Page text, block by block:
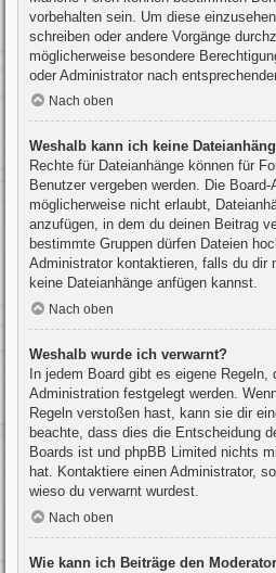
vorbehalten sein. Um diese
schreiben oder andere Vorgänge
möglicherweise besondere
oder Administrator nach
Nach oben
Weshalb kann ich keine
Rechte für Dateianhänge können für
Benutzer vergeben werden. Die
möglicherweise nicht erlaubt,
anzufügen, in dem du deinen Beitrag
bestimmte Gruppen dürfen Dateien
Administrator kontaktieren, falls du dir
keine Dateianhänge anfügen kannst.
Nach oben
Weshalb wurde ich verwarnt?
In jedem Board gibt es eigene
Administration festgelegt werden.
Regeln verstoßen hast, kann sie dir
beachte, dass dies die Entscheidung
Boards ist und phpBB Limited nichts
hat. Kontaktiere einen Administrator,
wieso du verwarnt wurdest.
Nach oben
Wie kann ich Beiträge den